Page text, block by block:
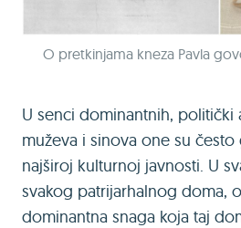
O pretkinjama kneza Pavla
U senci dominantnih, politički
muževa i sinova one su
najširoj kulturnoj javnosti. U
svakog patrijarhalnog doma,
dominantna snaga koja taj